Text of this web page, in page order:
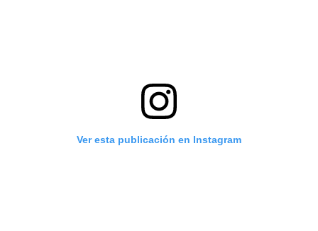
Ver esta publicación en Instagram